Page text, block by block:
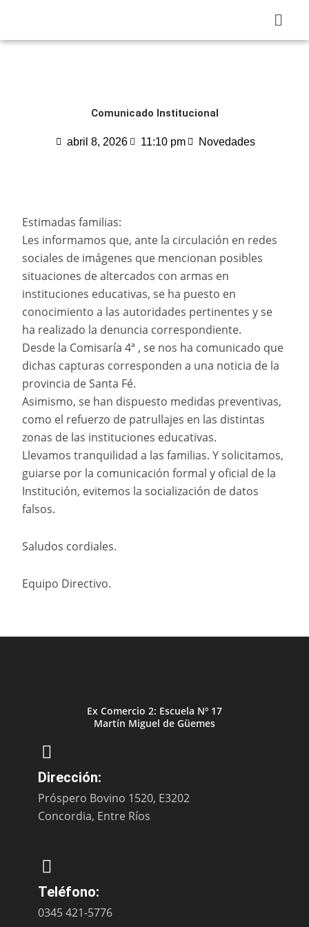
contenido
Menú
Comunicado Institucional
abril 8, 2026 11:10 pm Novedades
Estimadas familias:
Les informamos que, ante la circulación en redes
sociales de imágenes que mencionan posibles
situaciones de altercados con armas en
instituciones educativas, se ha puesto en
conocimiento a las autoridades pertinentes y se
ha realizado la denuncia correspondiente.
Desde la Comisaría 4ª , se nos ha comunicado que
dichas capturas corresponden a una noticia de la
provincia de Santa Fé.
Asimismo, se han dispuesto medidas preventivas,
como el refuerzo de patrullajes en las distintas
zonas de las instituciones educativas.
Llevamos tranquilidad a las familias. Y solicitamos,
guiarse por la comunicación formal y oficial de la
Institución, evitemos la socialización de datos
falsos.
Saludos cordiales.
Equipo Directivo.
Ex Comercio 2: Escuela Nº 17
Martín Miguel de Güemes
Dirección:
Próspero Bovino 1520, E3202
Concordia, Entre Ríos
Teléfono:
0345 421-5776